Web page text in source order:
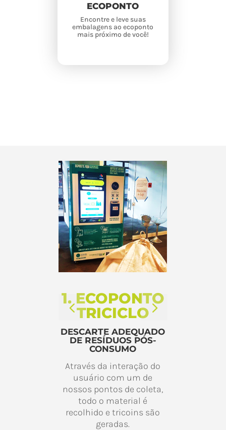
ECOPONTO
Encontre e leve suas
embalagens ao ecoponto
mais próximo de você!
localizar o ecoponto mais
próximo
1. ECOPONTO
TRICICLO
DESCARTE ADEQUADO
DE RESÍDUOS PÓS-
CONSUMO
Através da interação do
usuário com um de
nossos pontos de coleta,
todo o material é
recolhido e tricoins são
geradas.